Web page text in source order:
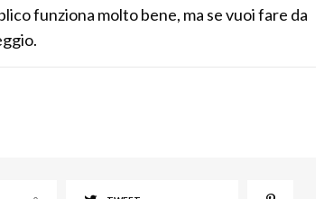
funziona molto bene, ma se vuoi fare da